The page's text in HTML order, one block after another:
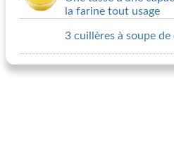
la farine tout usage
3 cuillères à soupe